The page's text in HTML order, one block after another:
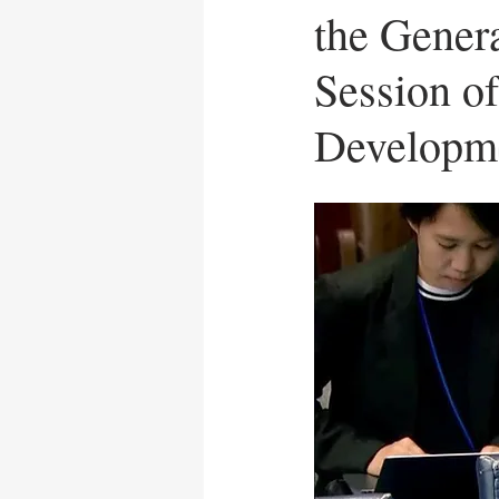
News Release UN
the
Session